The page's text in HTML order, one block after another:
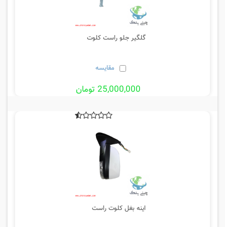
گلگیر جلو راست کلوت
مقایسه
25,000,000 تومان
اینه بغل کلوت راست